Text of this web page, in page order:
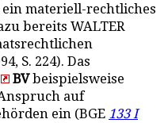
materiell-rechtliches
bereits WALTER
S. 224). Das
BVbeispielsweise
auf
ein (BGE 133 I